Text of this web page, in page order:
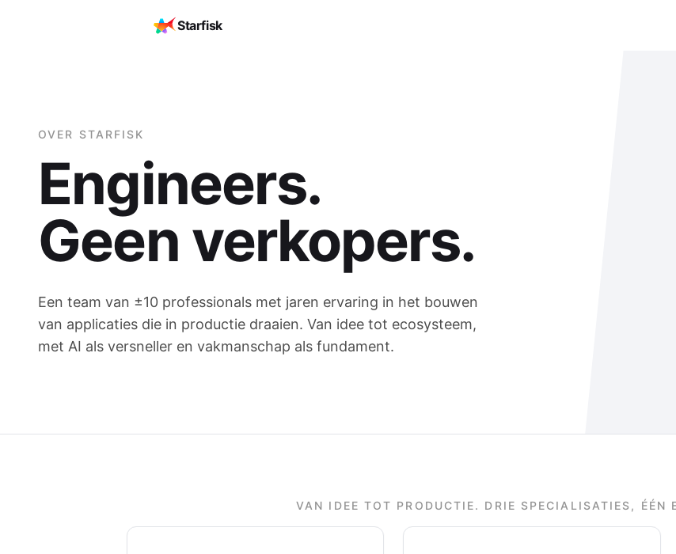
Starfisk
OVER STARFISK
Engineers.
Geen verkopers.
Een team van ±10 professionals met jaren ervaring in het bouwen
van applicaties die in productie draaien. Van idee tot ecosysteem,
met AI als versneller en vakmanschap als fundament.
VAN IDEE TOT PRODUCTIE. DRIE SPECIALISATIES, ÉÉN